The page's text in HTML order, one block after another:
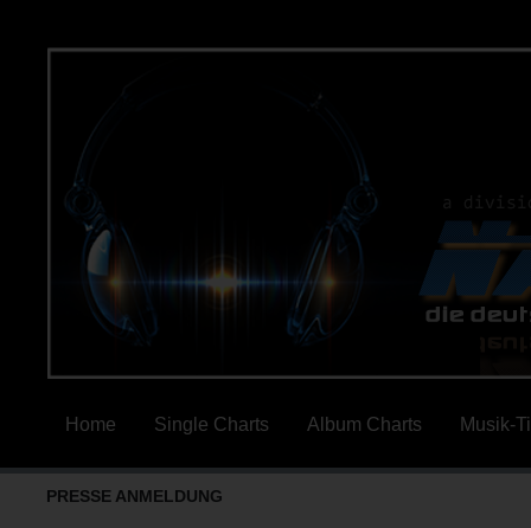
Home Single Charts Album Charts Musik-
PRESSE ANMELDUNG